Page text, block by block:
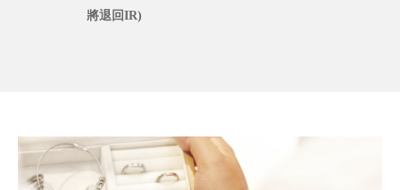
將退回IR)